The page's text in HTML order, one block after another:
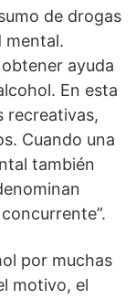
de drogas
mental.
ayuda
En esta
recreativas,
Cuando una
también
por muchas
motivo, el